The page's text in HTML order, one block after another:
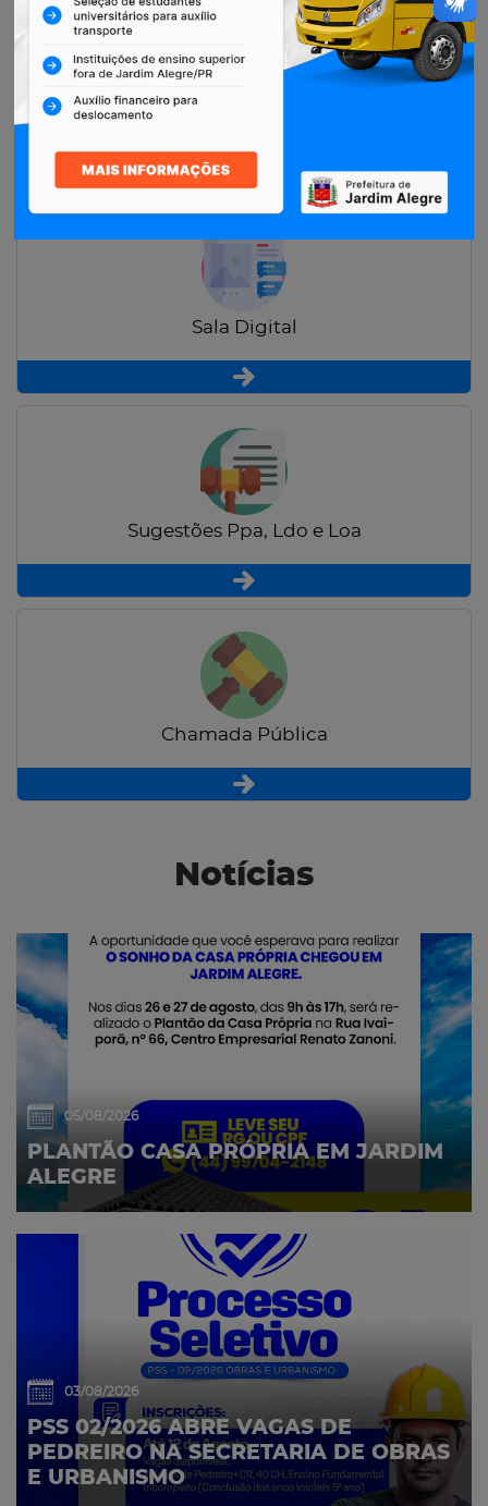
Restituição de Contribuintes
Sala Digital
Sugestões Ppa, Ldo e Loa
Chamada Pública
Notícias
05/08/2026
PLANTÃO CASA PRÓPRIA EM JARDIM
ALEGRE
03/08/2026
PSS 02/2026 ABRE VAGAS DE
PEDREIRO NA SECRETARIA DE OBRAS
E URBANISMO